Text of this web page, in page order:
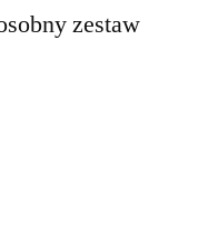
zestaw